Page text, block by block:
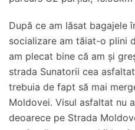
După ce am lăsat bagajele
socializare am tăiat-o plini
am plecat bine că am și
strada Sunatorii cea
trebuia de fapt să mai
Moldovei. Visul asfaltat nu
deoarece pe Strada